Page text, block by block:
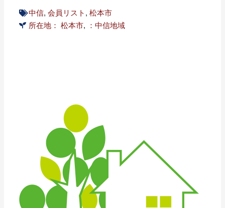
中信,会員リスト ,松本市
所在地： 松本市, ：中信地域